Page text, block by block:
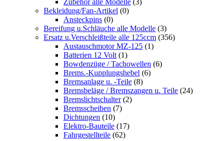
Zubehör alle Modelle (3)
Bekleidung/Fan-Artikel (0)
Ansteckpins (0)
Bereifung u.Schläuche alle Modelle (3)
Ersatz u.Verschleißteile alle 125ccm (356)
Austauschmotor MZ-125 (1)
Batterien 12 Volt (1)
Bowdenzüge / Tachowellen (6)
Brems.-Kupplungshebel (6)
Bremsanlage u. -Teile (8)
Bremsbeläge / Bremszangen u. Teile (24)
Bremslichtschalter (2)
Bremsscheiben (7)
Dichtungen (10)
Elektro-Bauteile (17)
Fahrgestellteile (62)